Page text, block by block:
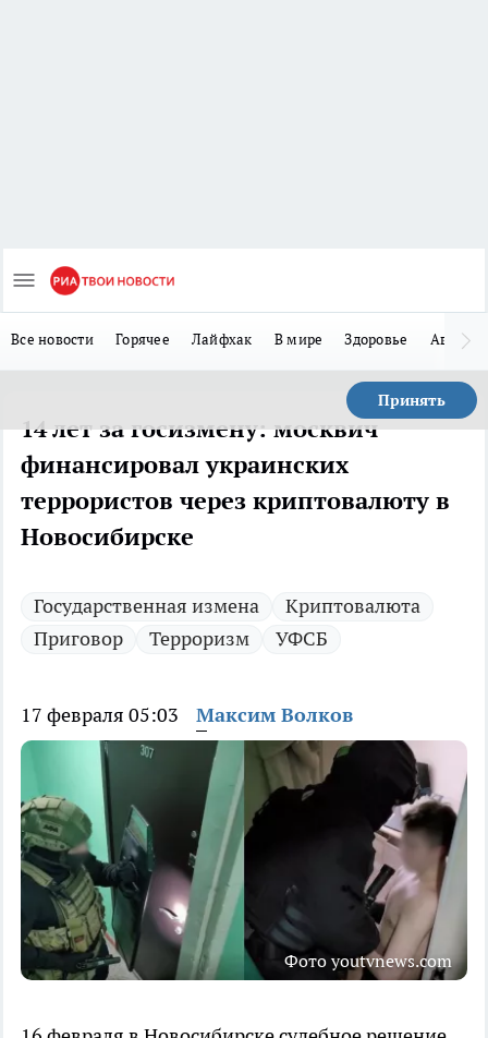
Все новости Горячее Лайфхак В мире Здоровье Авто
Принять
14 лет за госизмену: москвич
финансировал украинских
террористов через криптовалюту в
Новосибирске
Государственная измена
Криптовалюта
Приговор
Терроризм УФСБ
17 февраля 05:03 Максим Волков
Фото youtvnews.com